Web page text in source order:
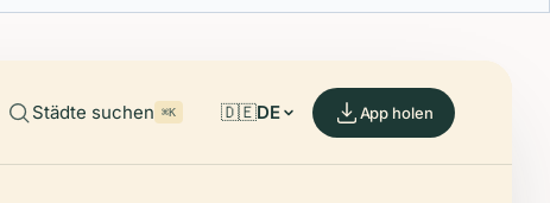
Städte suchen ⌘K 🇩🇪DE App holen